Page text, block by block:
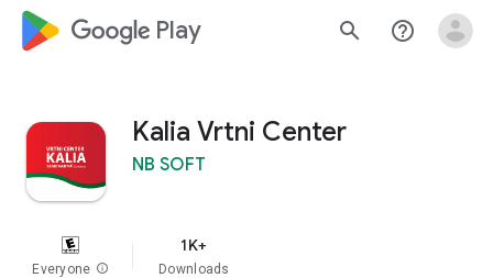
google_logo Play search help_outline
Kalia Vrtni Center
NB SOFT
Everyone info
1K+
Downloads